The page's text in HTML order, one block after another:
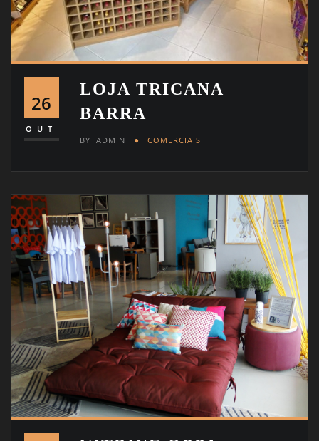
26
OUT
LOJA TRICANA
BARRA
BY ADMIN COMERCIAIS